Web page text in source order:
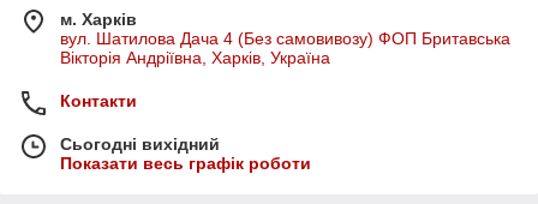
м. Харків
вул. Шатилова Дача 4 (Без самовивозу) ФОП Бритавська
Вікторія Андріївна, Харків, Україна
Контакти
Сьогодні вихідний
Показати весь графік роботи